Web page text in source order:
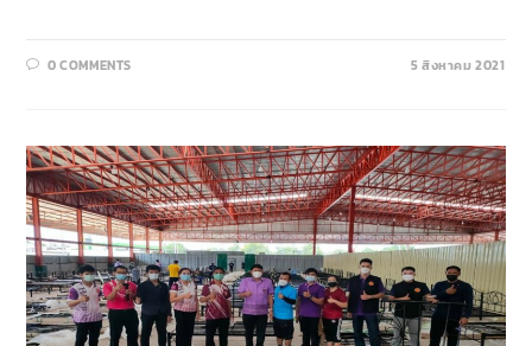
0 COMMENTS 5 สิงหาคม 2021